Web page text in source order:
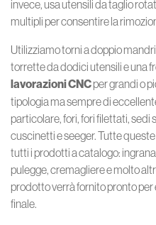
invece, usa utensili da taglio
multipli per consentire la
Utilizziamo torni a doppio
torrette da dodici utensili e una
lavorazioni CNCper grandi o
tipologia ma sempre di
particolare, fori, fori filettati, sedi
cuscinetti e seeger. Tutte
tutti i prodotti a catalogo:
pulegge, cremagliere e molto
prodotto verrà fornito pronto per
finale.